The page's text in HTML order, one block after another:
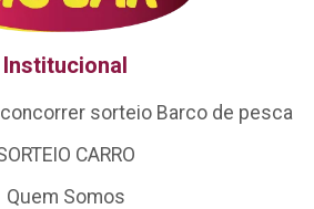
Institucional
sorteio Barco de pesca
CARRO
Quem Somos